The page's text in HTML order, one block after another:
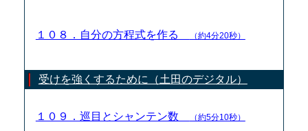
１０８．自分の方程式を作る （約4分20秒）
受けを強くするために（土田のデジタル）
１０９．巡目とシャンテン数 （約5分10秒）